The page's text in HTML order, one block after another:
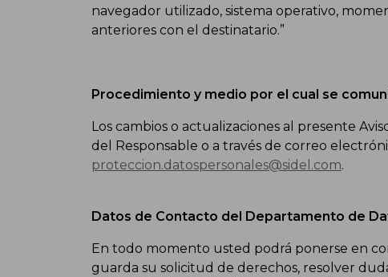
navegador utilizado, sistema operativo,
anteriores con el destinatario.”
Procedimiento y medio por el cual se
Los cambios o actualizaciones al presente
del Responsable o a través de correo
proteccion.datospersonales@sidel.com.
Datos de Contacto del Departamento de
En todo momento usted podrá ponerse en
guarda su solicitud de derechos, resolver